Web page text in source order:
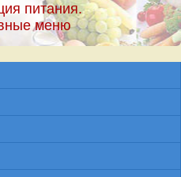
питания.
меню